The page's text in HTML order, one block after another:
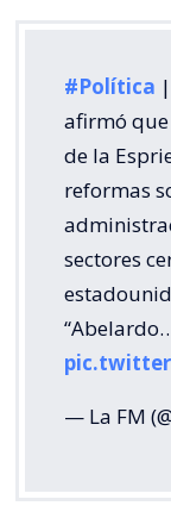
#Política
afirmó
de la
reformas
sectores
— La FM